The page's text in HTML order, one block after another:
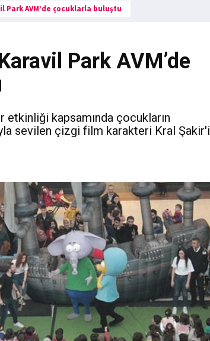
Park AVM’de çocuklarla buluştu
Park AVM’de
kapsamında çocukların
sevilen çizgi film karakteri Kral Şakir'i